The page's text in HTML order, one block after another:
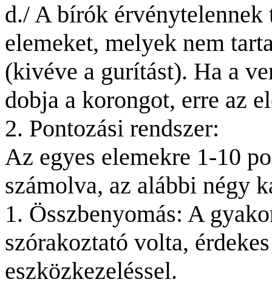
d./Abírók érvénytelennek
elemeket, melyek nem
(kivéve a gurítást). Ha a
dobja a korongot, erre az
2. Pontozási rendszer:
Az egyes elemekre 1-10
számolva, az alábbi négy
1. Összbenyomás: A
szórakoztató volta,
eszközkezeléssel.